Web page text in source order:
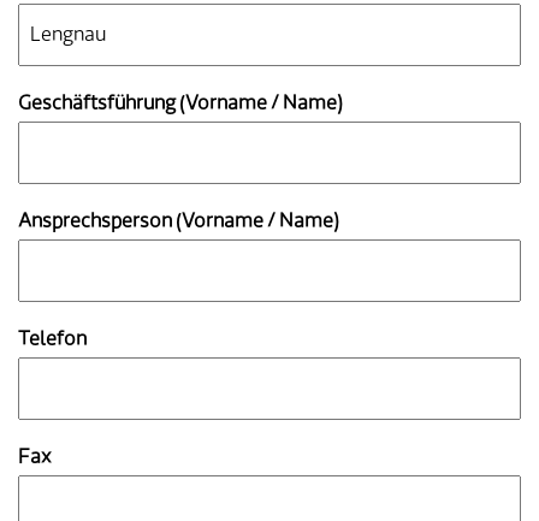
Geschäftsführung (Vorname / Name)
Ansprechsperson (Vorname / Name)
Telefon
Fax